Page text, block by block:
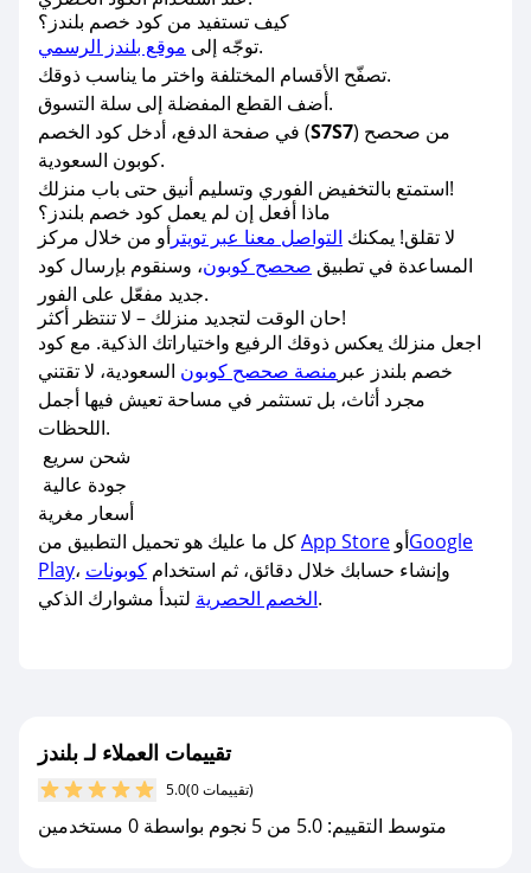
كيف تستفيد من كود خصم بلندز؟
توجّه إلى موقع بلندز الرسمي
.
تصفّح الأقسام المختلفة واختر ما يناسب ذوقك.
أضف القطع المفضلة إلى سلة التسوق.
في صفحة الدفع، أدخل كود الخصم (S7S7) من صحصح
كوبون السعودية.
استمتع بالتخفيض الفوري وتسليم أنيق حتى باب منزلك!
ماذا أفعل إن لم يعمل كود خصم بلندز؟
لا تقلق! يمكنك التواصل معنا عبر تويتر أو من خلال مركز
المساعدة في تطبيق صحصح كوبون، وسنقوم بإرسال كود
جديد مفعّل على الفور.
حان الوقت لتجديد منزلك – لا تنتظر أكثر!
اجعل منزلك يعكس ذوقك الرفيع واختياراتك الذكية. مع كود
خصم بلندز عبر منصة صحصح كوبون السعودية، لا تقتني
مجرد أثاث، بل تستثمر في مساحة تعيش فيها أجمل
اللحظات.
أسعار مغرية
App Store أوGoogle
Play
، وإنشاء حسابك خلال دقائق، ثم استخدام كوبونات
الخصم الحصريةلتبدأ مشوارك الذكي.
تقييمات العملاء لـ بلندز
5.0 (0 تقييمات)
متوسط التقييم: 5.0 من 5 نجوم بواسطة 0 مستخدمين